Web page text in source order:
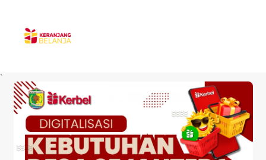
`